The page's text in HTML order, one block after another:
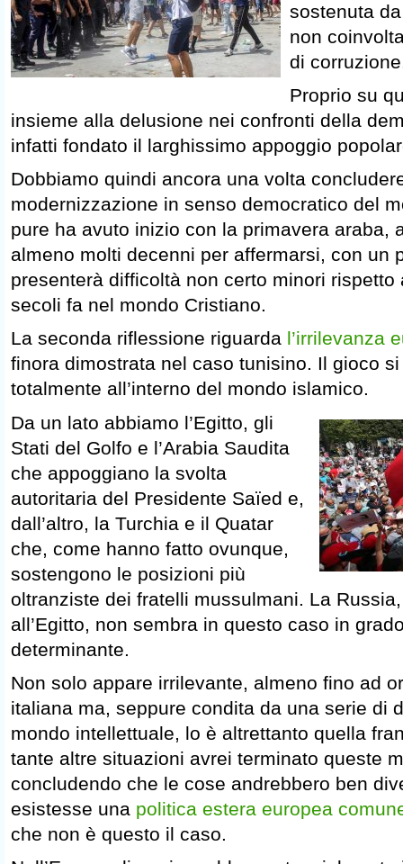
sostenuta
non
di
Proprio su
insieme alla delusione nei confronti della
infatti fondato il larghissimo appoggio
Dobbiamo quindi ancora una volta
modernizzazione in senso democratico del
pure ha avuto inizio con la primavera araba,
almeno molti decenni per affermarsi, con un
presenterà difficoltà non certo minori rispetto
secoli fa nel mondo Cristiano.
La seconda riflessione riguarda l’irrilevanza
finora dimostrata nel caso tunisino. Il gioco
totalmente all’interno del mondo islamico.
Da un lato abbiamo l’Egitto, gli
Stati del Golfo e l’Arabia Saudita
che appoggiano la svolta
autoritaria del Presidente Saïed e,
dall’altro, la Turchia e il Quatar
che, come hanno fatto ovunque,
sostengono le posizioni più
oltranziste dei fratelli mussulmani. La
all’Egitto, non sembra in questo caso in
determinante.
Non solo appare irrilevante, almeno fino ad
italiana ma, seppure condita da una serie di
mondo intellettuale, lo è altrettanto quella
tante altre situazioni avrei terminato queste
concludendo che le cose andrebbero ben
esistesse una politica estera europea
che non è questo il caso.